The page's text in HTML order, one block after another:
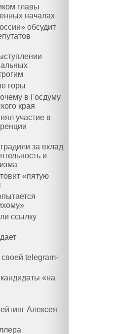
главы
началах
обсудит
горы
в Госдуму
края
участие в
за вклад
и
«пятую
ссылку
telegram-
«на
Алексея